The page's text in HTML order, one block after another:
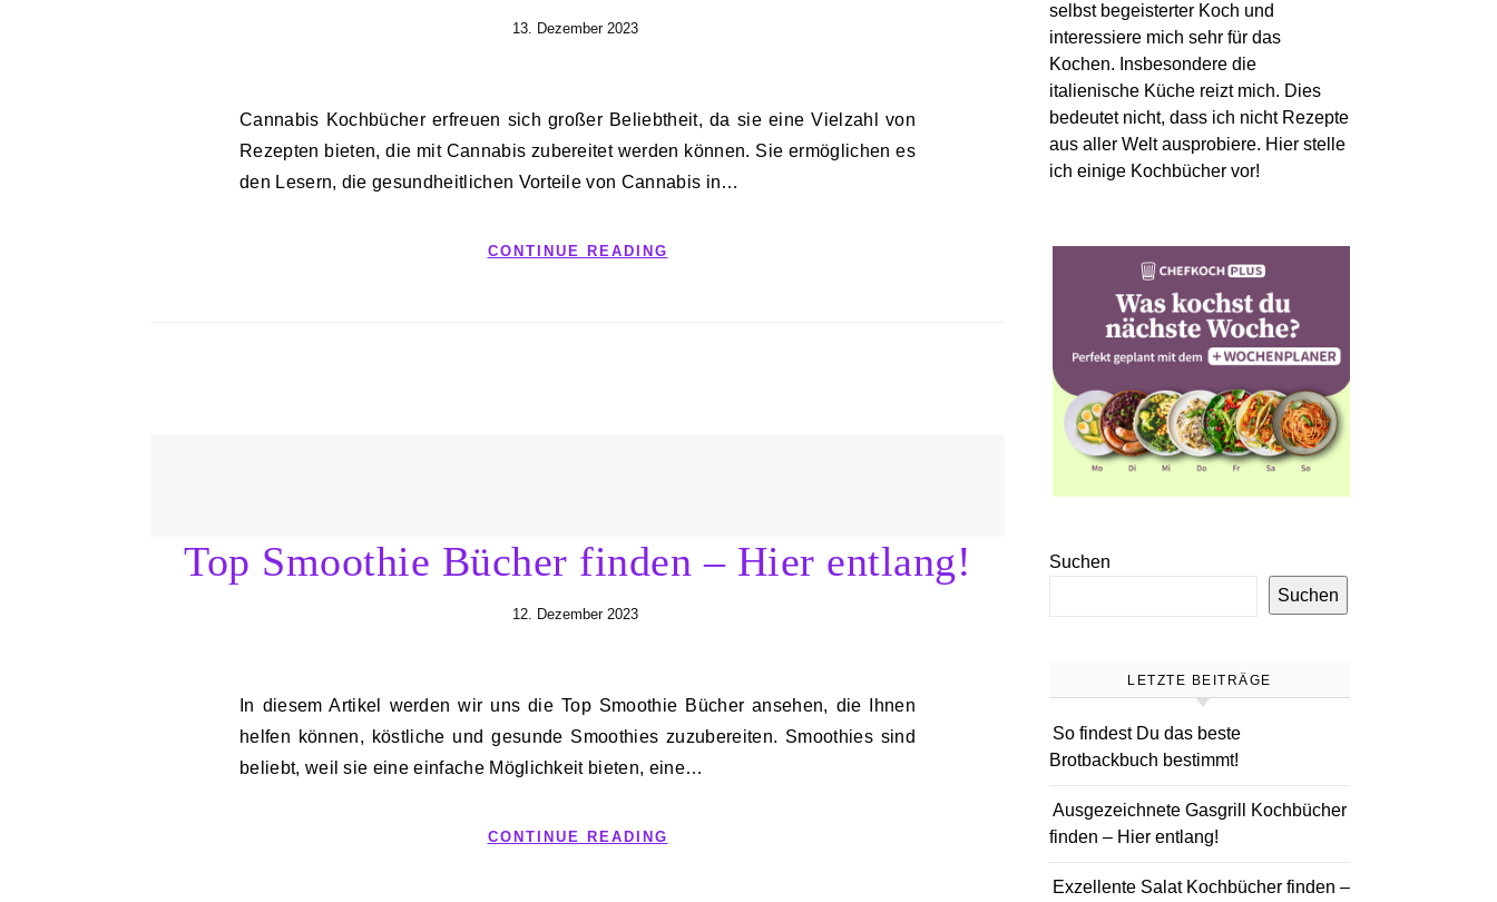
13. Dezember 2023
Cannabis Kochbücher erfreuen sich großer Beliebtheit, da sie eine Vielzahl von
Rezepten bieten, die mit Cannabis zubereitet werden können. Sie ermöglichen es
den Lesern, die gesundheitlichen Vorteile von Cannabis in…
CONTINUE READING
Top Smoothie Bücher finden – Hier entlang!
12. Dezember 2023
helfen können, köstliche und gesunde Smoothies zuzubereiten. Smoothies sind
beliebt, weil sie eine einfache Möglichkeit bieten, eine…
CONTINUE READING
selbst begeisterter Koch und
interessiere mich sehr für das
Kochen. Insbesondere die
italienische Küche reizt mich. Dies
bedeutet nicht, dass ich nicht Rezepte
aus aller Welt ausprobiere. Hier stelle
ich einige Kochbücher vor!
Suchen
Suchen
LETZTE BEITRÄGE
So findest Du das beste
Brotbackbuch bestimmt!
Ausgezeichnete Gasgrill Kochbücher
finden – Hier entlang!
Exzellente Salat Kochbücher finden –